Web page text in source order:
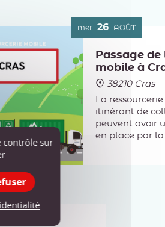
mer. 26 AOÛT
Passage
mobile à
38210 Cras
La
itinérant de
peuvent avoir
en place par la
rencontre des
contrôle sur